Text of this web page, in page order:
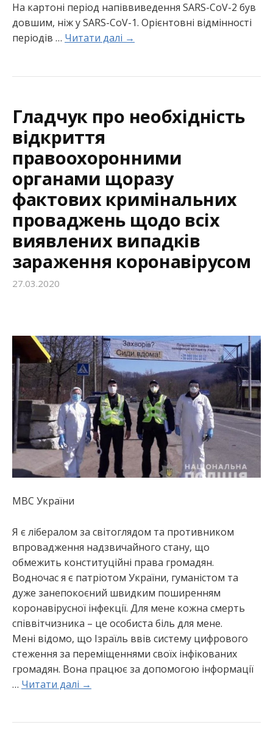
На картоні період напіввиведення SARS-CoV-2 був
довшим, ніж у SARS-CoV-1. Орієнтовні відмінності
періодів … Читати далі →
Гладчук про необхідність
відкриття
правоохоронними
органами щоразу
фактових кримінальних
проваджень щодо всіх
виявлених випадків
зараження коронавірусом
27.03.2020
МВС України
Я є лібералом за світоглядом та противником
впровадження надзвичайного стану, що
обмежить конституційні права громадян.
Водночас я є патріотом України, гуманістом та
дуже занепокоєний швидким поширенням
коронавірусної інфекції. Для мене кожна смерть
співвітчизника – це особиста біль для мене.
Мені відомо, що Ізраїль ввів систему цифрового
стеження за переміщеннями своїх інфікованих
громадян. Вона працює за допомогою інформації
… Читати далі →